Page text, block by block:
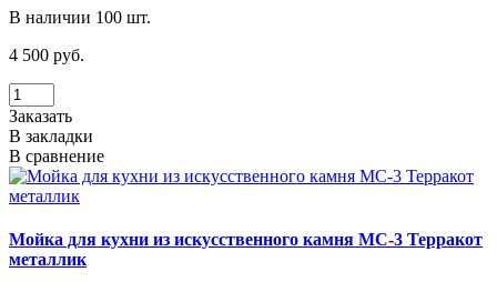
В наличии 100 шт.
4 500 руб.
Заказать
В закладки
В сравнение
Мойка для кухни из искусственного камня МС-3 Терракот
металлик